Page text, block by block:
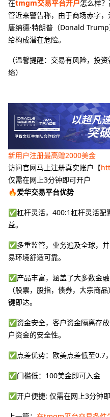
在tmgm交易平台开户怎么样
管近来警告称，由于商场赤字
唐纳德·特朗普（Donald
给构成潜在危险。
（温馨提醒：交易有风险，投
络）
新用户注册最高赠2000美金
访问官网马上注册真实账户【
仅需在网上3分钟即可开户
🔥爱华交易平台优势
✅杠杆灵活，400:1杠杆灵活配
益。
✅多重监管，业务遍及全球，
易环境舒适可靠。
✅产品丰富，涵盖了大多数金
（股票，股指，债券，大宗商
键即达。
✅资金安全，客户资金隔离存
户资金的安全性。
✅点差优势：欧美点差低至0.7
✅门槛低：100美金即可入金
✅开户便捷: 仅需在网上3分钟